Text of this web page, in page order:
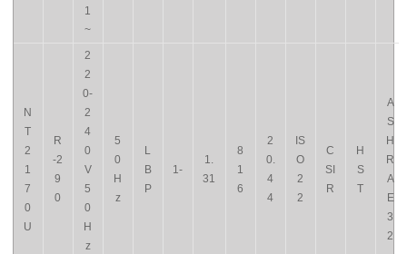
1
~
N
T
2
1
7
0
U
R
-2
9
0
2
2
0-
2
4
0
V
5
0
H
z
5
0
H
z
L
B
P
1-
1.
31
8
1
6
2
0.
4
4
IS
O
2
2
C
SI
R
H
S
T
A
S
H
R
A
E
3
2